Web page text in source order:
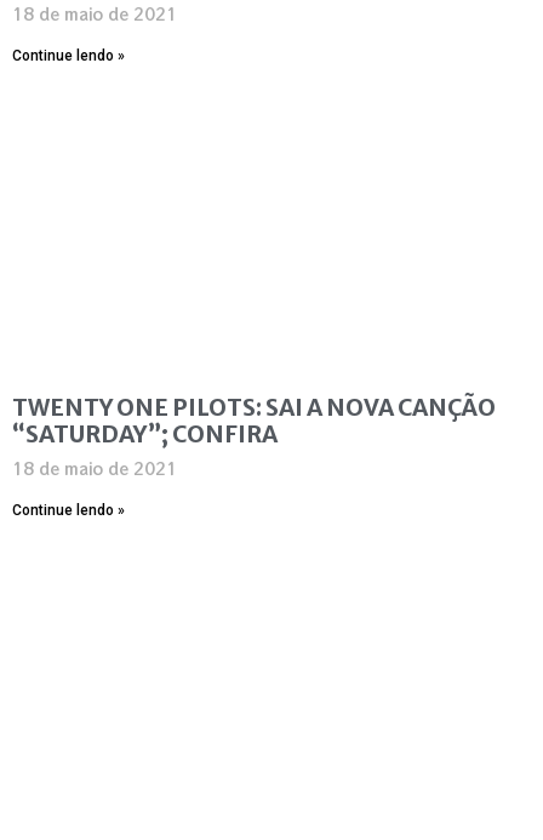
18 de maio de 2021
Continue lendo »
TWENTY ONE PILOTS: SAI A NOVA CANÇÃO
“SATURDAY”; CONFIRA
18 de maio de 2021
Continue lendo »